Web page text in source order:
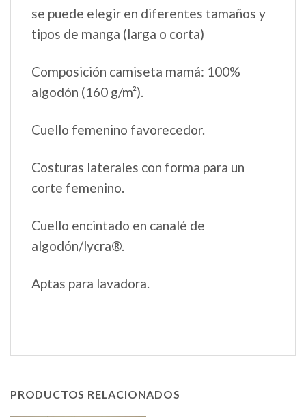
se puede elegir en diferentes tamaños y
tipos de manga (larga o corta)
Composición camiseta mamá: 100%
algodón (160 g/m²).
Cuello femenino favorecedor.
Costuras laterales con forma para un
corte femenino.
Cuello encintado en canalé de
algodón/lycra®.
Aptas para lavadora.
PRODUCTOS RELACIONADOS